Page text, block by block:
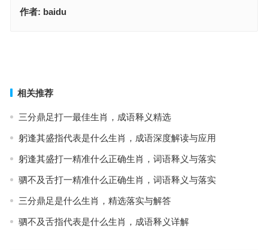
作者: baidu
相关推荐
三分鼎足打一最佳生肖，成语释义精选
躬逢其盛指代表是什么生肖，成语深度解读与应用
躬逢其盛打一精准什么正确生肖，词语释义与落实
驷不及舌打一精准什么正确生肖，词语释义与落实
三分鼎足是什么生肖，精选落实与解答
驷不及舌指代表是什么生肖，成语释义详解